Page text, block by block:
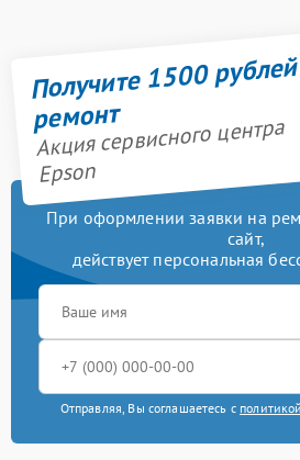
Получите 1500
ремонт
Акция сервисного центра
Epson
При оформлении заявки на
сайт,
действует персональная
Отправляя, Вы соглашаетесь с